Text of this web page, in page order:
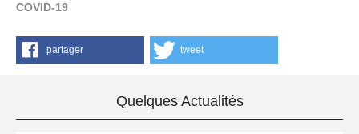
COVID-19
partager tweet
Quelques Actualités